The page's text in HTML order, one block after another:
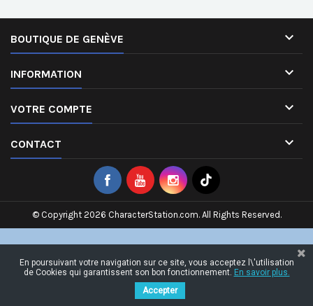
BOUTIQUE DE GENÈVE 
INFORMATION 
VOTRE COMPTE 
CONTACT 
© Copyright 2026 CharacterStation.com. All Rights Reserved.
En poursuivant votre navigation sur ce site, vous acceptez l\'utilisation
de Cookies qui garantissent son bon fonctionnement. En savoir plus.
Accepter